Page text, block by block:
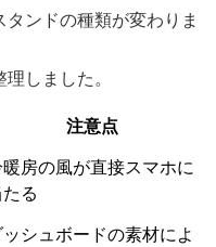
ンドの種類が変わりま
しました。
注意点
房の風が直接スマホに
る
ッシュボードの素材によ